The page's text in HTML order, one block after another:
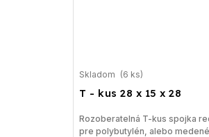
T - kus 28 x 15 x 28
Skladom (6 ks)
Rozoberatelná T-kus spojka
pre polybutylén, alebo medené